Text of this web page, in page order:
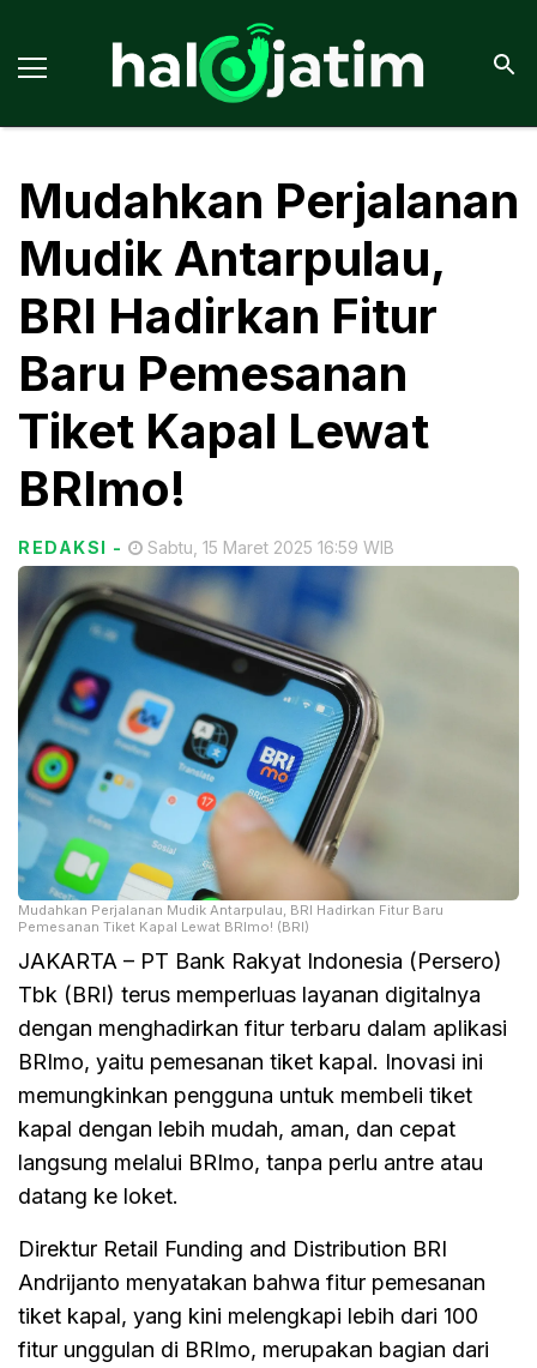
Mudahkan Perjalanan
Mudik Antarpulau,
BRI Hadirkan Fitur
Baru Pemesanan
Tiket Kapal Lewat
BRImo!
REDAKSI - Sabtu, 15 Maret 2025 16:59 WIB
Mudahkan Perjalanan Mudik Antarpulau, BRI Hadirkan Fitur Baru
Pemesanan Tiket Kapal Lewat BRImo! (BRI)
JAKARTA – PT Bank Rakyat Indonesia (Persero)
Tbk (BRI) terus memperluas layanan digitalnya
dengan menghadirkan fitur terbaru dalam aplikasi
BRImo, yaitu pemesanan tiket kapal. Inovasi ini
memungkinkan pengguna untuk membeli tiket
kapal dengan lebih mudah, aman, dan cepat
langsung melalui BRImo, tanpa perlu antre atau
datang ke loket.
Direktur Retail Funding and Distribution BRI
Andrijanto menyatakan bahwa fitur pemesanan
tiket kapal, yang kini melengkapi lebih dari 100
fitur unggulan di BRImo, merupakan bagian dari